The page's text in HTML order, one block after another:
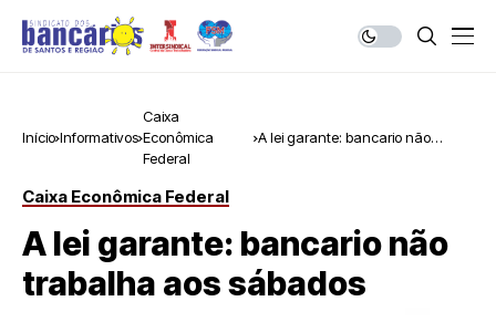
Início Informativos
Caixa
Econômica
Federal
A lei garante: bancario não
Caixa Econômica Federal
A lei garante: bancario não
trabalha aos sábados